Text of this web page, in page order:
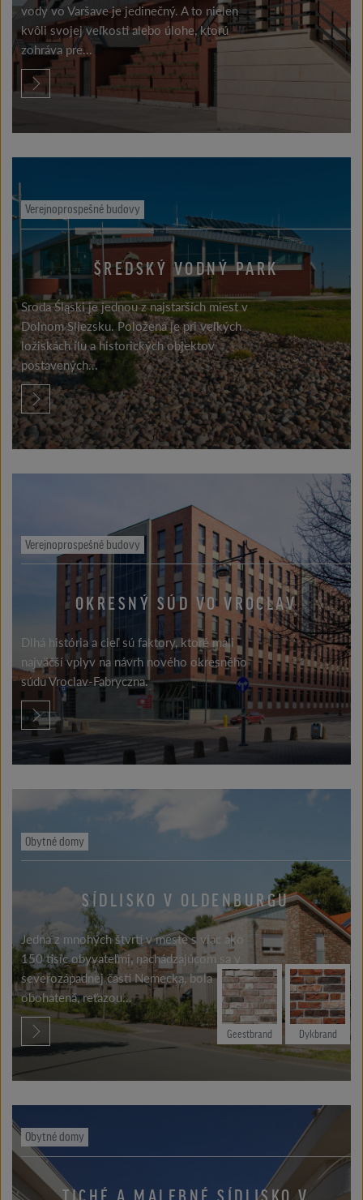
vody vo Varšave je jedinečný. A to nielen
kvôli svojej veľkosti alebo úlohe, ktorú
zohráva pre...
Verejnoprospešné budovy
ŠREDSKÝ VODNÝ PARK
Sroda Śląski je jednou z najstarších miest v
Dolnom Sliezsku. Položená je pri veľkých
ložiskách ílu a historických objektov
postavených...
Verejnoprospešné budovy
OKRESNÝ SÚD VO VROCLAV
Dlhá história a cieľ sú faktory, ktoré mali
najväčší vplyv na návrh nového okresného
súdu Vroclav-Fabryczna.
Obytné domy
SÍDLISKO V OLDENBURGU
Jedna z mnohých štvrtí v meste s viac ako
150 tisíc obyvateľmi, nachádzajúcom sa v
severozápadnej časti Nemecka, bola
obohatená, reťazou...
Geestbrand Dykbrand
Obytné domy
TICHÉ A MALEBNÉ SÍDLISKO V